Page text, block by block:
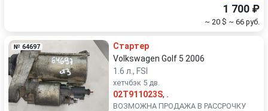
1 700 ₽
~ 20 $ ~ 66 руб.
№ 64697
Стартер
Volkswagen Golf 5 2006
1.6 л., FSI
хетчбэк 5 дв.
02T911023S, .
ВОЗМОЖНА ПРОДАЖА В РАССРОЧКУ